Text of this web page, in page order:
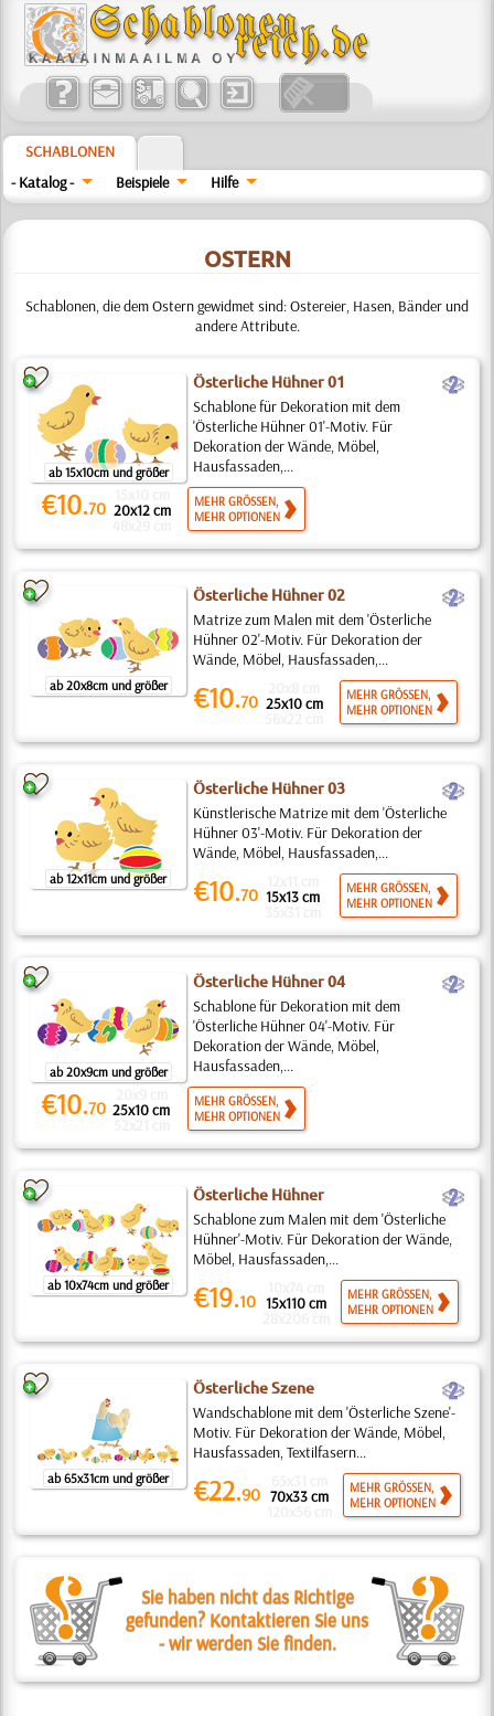
SCHABLONEN
- Katalog -
Beispiele Hilfe
OSTERN
Schablonen, die dem Ostern gewidmet sind: Ostereier, Hasen, Bänder und
andere Attribute.
ab 15x10cm und größer
Österliche Hühner 01 b
Schablone für Dekoration mit dem
'Österliche Hühner 01'-Motiv. Für
Dekoration der Wände, Möbel,
Hausfassaden,...
€10.70 20x12 cm
MEHR GRÖSSEN,
MEHR OPTIONEN
ab 20x8cm und größer
Österliche Hühner 02 b
Matrize zum Malen mit dem 'Österliche
Hühner 02'-Motiv. Für Dekoration der
Wände, Möbel, Hausfassaden,...
€10.70 25x10 cm
MEHR GRÖSSEN,
MEHR OPTIONEN
ab 12x11cm und größer
Österliche Hühner 03 b
Künstlerische Matrize mit dem 'Österliche
Hühner 03'-Motiv. Für Dekoration der
Wände, Möbel, Hausfassaden,...
€10.70 15x13 cm
MEHR GRÖSSEN,
MEHR OPTIONEN
ab 20x9cm und größer
Österliche Hühner 04 b
Schablone für Dekoration mit dem
'Österliche Hühner 04'-Motiv. Für
Dekoration der Wände, Möbel,
Hausfassaden,...
€10.70 25x10 cm
MEHR GRÖSSEN,
MEHR OPTIONEN
ab 10x74cm und größer
Österliche Hühner b
Schablone zum Malen mit dem 'Österliche
Hühner'-Motiv. Für Dekoration der Wände,
Möbel, Hausfassaden,...
€19.10 15x110 cm
MEHR GRÖSSEN,
MEHR OPTIONEN
ab 65x31cm und größer
Österliche Szene b
Wandschablone mit dem 'Österliche Szene'-
Motiv. Für Dekoration der Wände, Möbel,
Hausfassaden, Textilfasern...
€22.90 70x33 cm
MEHR GRÖSSEN,
MEHR OPTIONEN
Sie haben nicht das Richtige
gefunden? Kontaktieren Sie uns
- wir werden Sie finden.